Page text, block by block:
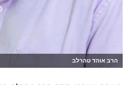
הרב אוהד טהרלב